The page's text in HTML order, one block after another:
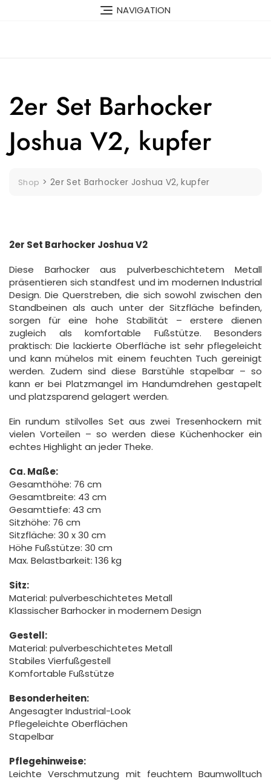
NAVIGATION
2er Set Barhocker
Joshua V2, kupfer
Shop > 2er Set Barhocker Joshua V2, kupfer
2er Set Barhocker Joshua V2
Diese Barhocker aus pulverbeschichtetem Metall
präsentieren sich standfest und im modernen Industrial
Design. Die Querstreben, die sich sowohl zwischen den
Standbeinen als auch unter der Sitzfläche befinden,
sorgen für eine hohe Stabilität – erstere dienen
zugleich als komfortable Fußstütze. Besonders
praktisch: Die lackierte Oberfläche ist sehr pflegeleicht
und kann mühelos mit einem feuchten Tuch gereinigt
werden. Zudem sind diese Barstühle stapelbar – so
kann er bei Platzmangel im Handumdrehen gestapelt
und platzsparend gelagert werden.
Ein rundum stilvolles Set aus zwei Tresenhockern mit
vielen Vorteilen – so werden diese Küchenhocker ein
echtes Highlight an jeder Theke.
Ca. Maße:
Gesamthöhe: 76 cm
Gesamtbreite: 43 cm
Gesamttiefe: 43 cm
Sitzhöhe: 76 cm
Sitzfläche: 30 x 30 cm
Höhe Fußstütze: 30 cm
Max. Belastbarkeit: 136 kg
Sitz:
Material: pulverbeschichtetes Metall
Klassischer Barhocker in modernem Design
Gestell:
Material: pulverbeschichtetes Metall
Stabiles Vierfußgestell
Komfortable Fußstütze
Besonderheiten:
Angesagter Industrial-Look
Pflegeleichte Oberflächen
Stapelbar
Pflegehinweise:
Leichte Verschmutzung mit feuchtem Baumwolltuch